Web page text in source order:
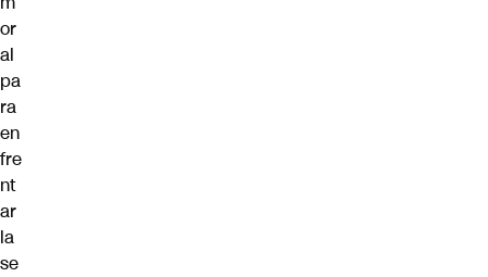
or
al
pa
ra
en
fre
nt
ar
la
se